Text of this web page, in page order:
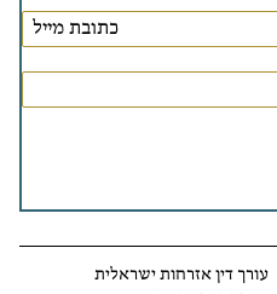
עורך דין אזרחות ישראלית